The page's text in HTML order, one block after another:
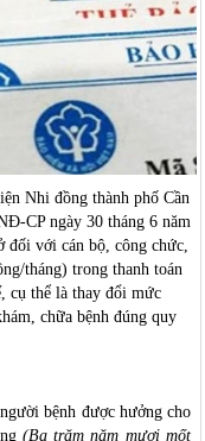
Nhi đồng thành phố Cần
CP ngày 30 tháng 6 năm
đối với cán bộ, công chức,
tháng) trong thanh toán
cụ thể là thay đổi mức
chữa bệnh đúng quy
bệnh được hưởng cho
(Ba trăm năm mươi mốt